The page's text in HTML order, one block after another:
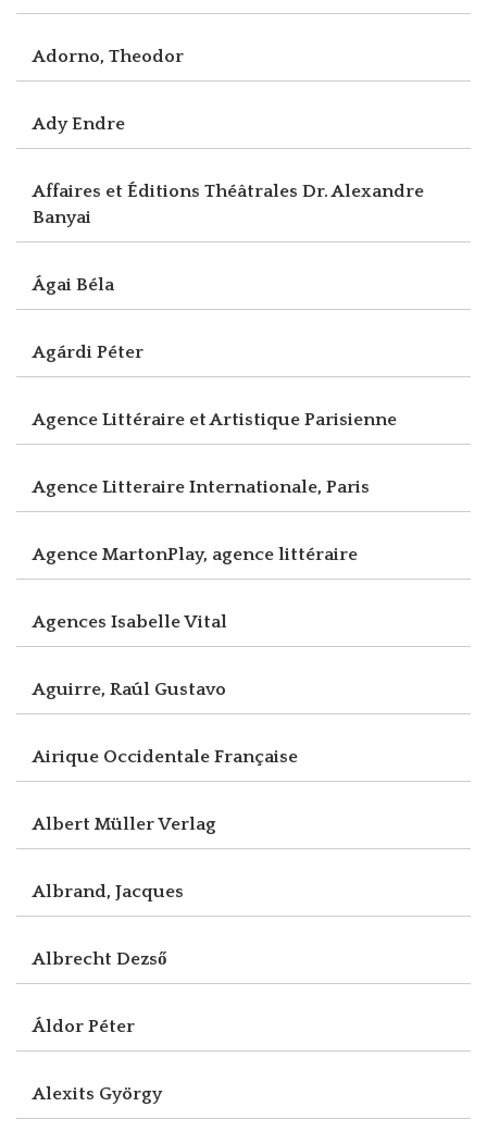
Adorno, Theodor
Ady Endre
Affaires et Éditions Théâtrales Dr. Alexandre
Banyai
Ágai Béla
Agárdi Péter
Agence Littéraire et Artistique Parisienne
Agence Litteraire Internationale, Paris
Agence MartonPlay, agence littéraire
Agences Isabelle Vital
Aguirre, Raúl Gustavo
Airique Occidentale Française
Albert Müller Verlag
Albrand, Jacques
Albrecht Dezső
Áldor Péter
Alexits György